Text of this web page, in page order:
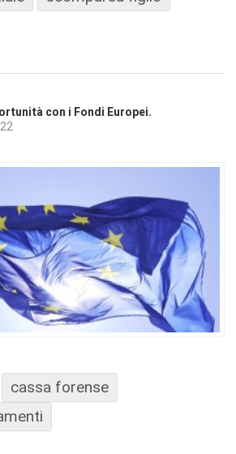
con i Fondi Europei.
cassa forense